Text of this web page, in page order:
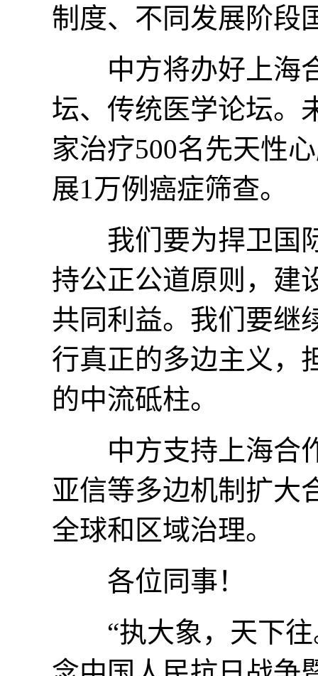
制度、不同发展阶段
中方将办好上海合
坛、传统医学论坛。
家治疗500名先天性
展1万例癌症筛查。
我们要为捍卫国际
持公正公道原则，建
共同利益。我们要继
行真正的多边主义，
的中流砥柱。
中方支持上海合作
亚信等多边机制扩大
全球和区域治理。
各位同事！
“执大象，天下往